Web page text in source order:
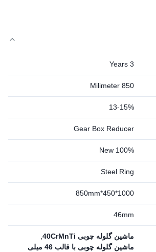
3 Years
850 Milimeter
13-15%
Gear Box Reducer
100% New
Steel Ring
1000*450*850mm
46mm
ماشین گلوله چوبی 40CrMnTi
ماشین گلوله چوبی با قالب 46 میلی